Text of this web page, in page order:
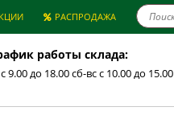
РАСПРОДАЖА
работы склада:
9.00 до 18.00 сб-вс с 10.00 до 15.00